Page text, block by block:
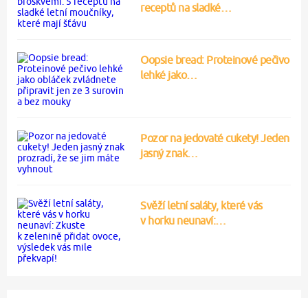
receptů na sladké…
Oopsie bread: Proteinové pečivo
lehké jako…
Pozor na jedovaté cukety! Jeden
jasný znak…
Svěží letní saláty, které vás
v horku neunaví:…